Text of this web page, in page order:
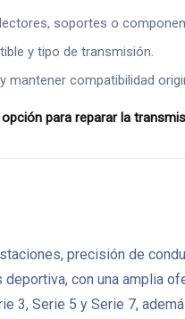
soportes o
y tipo de transmisión.
mantener compatibilidad
opción para reparar la
precisión de
con una amplia
3, Serie 5 y Serie 7,